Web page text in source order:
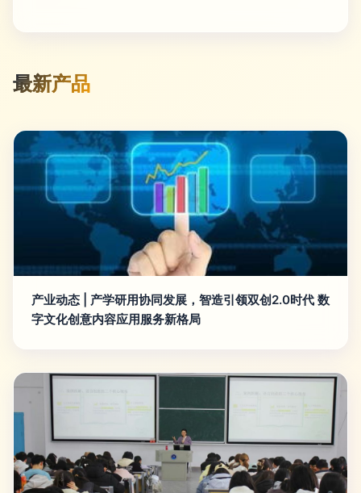
最新产品
产业动态 | 产学研用协同发展，智造引领双创2.0时代 数
字文化创意内容应用服务新格局